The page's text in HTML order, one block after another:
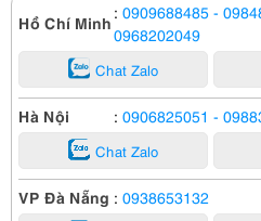
Hồ Chí Minh : 0909688485 -
0968202049
Chat Zalo
Hà Nội : 0906825051 -
Chat Zalo
VP Đà Nẵng : 0938653132